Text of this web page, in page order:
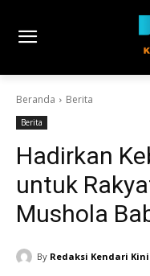
Beranda Berita
Berita
Hadirkan
untuk
Mushola
By Redaksi Kendari Kini